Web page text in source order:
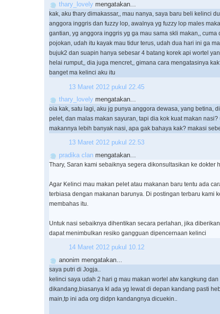
thary_lovely mengatakan...
kak, aku thary dimakassar,, mau nanya, saya baru beli kelinci
anggora inggris dan fuzzy lop, awalnya yg fuzzy lop males
gantian, yg anggora inggris yg ga mau sama skli makan,, cuma
pojokan, udah itu kayak mau tidur terus, udah dua hari ini ga
bujuk2 dan suapin hanya sebesar 4 batang korek api wortel
helai rumput,, dia juga mencret,, gimana cara mengatasinya
banget ma kelinci aku itu
13 Maret 2012 pukul 22.45
thary_lovely mengatakan...
oia kak, satu lagi, aku jg punya anggora dewasa, yang betina,
pelet, dan malas makan sayuran, tapi dia kok kuat makan
makannya lebih banyak nasi, apa gak bahaya kak? makasi
13 Maret 2012 pukul 22.53
pradika clan mengatakan...
Thary, Saran kami sebaiknya segera dikonsultasikan ke dokter
Agar Kelinci mau makan pelet atau makanan baru tentu ada
terbiasa dengan makanan barunya. Di postingan terbaru kami
membahas itu.
Untuk nasi sebaiknya dihentikan secara perlahan, jika
dapat menimbulkan resiko gangguan dipencernaan kelinci
14 Maret 2012 pukul 10.12
anonim mengatakan...
saya putri di Jogja..
kelinci saya udah 2 hari g mau makan wortel atw kangkung
dikandang,biasanya kl ada yg lewat di depan kandang pasti
main,tp ini ada org didpn kandangnya dicuekin..